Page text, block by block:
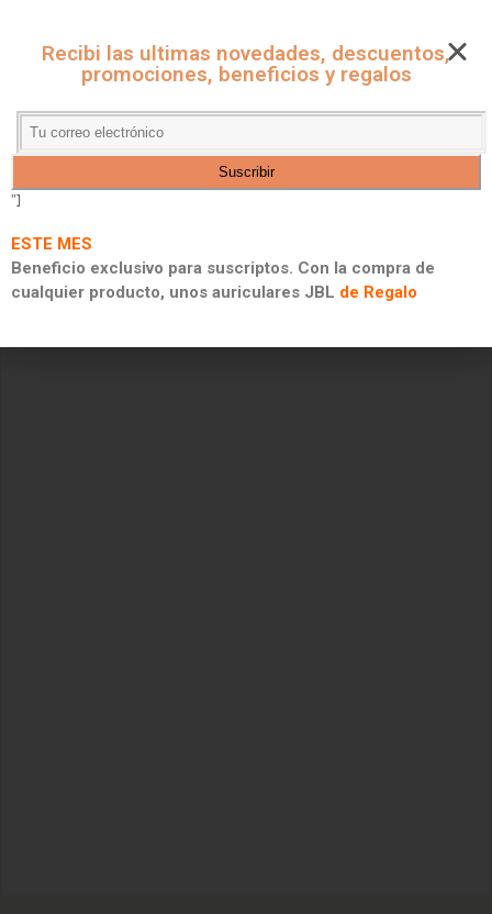
CUPONES DE DESCUENTO, PROMOCIONES Y 2X1
Recibi las ultimas novedades, descuentos,
promociones, beneficios y regalos
"]
ESTE MES
Beneficio exclusivo para suscriptos. Con la compra de
cualquier producto, unos auriculares JBL de Regalo